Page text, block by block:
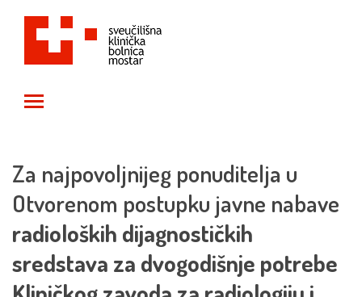
Za najpovoljnijeg ponuditelja u
Otvorenom postupku javne nabave
radioloških dijagnostičkih
sredstava za dvogodišnje potrebe